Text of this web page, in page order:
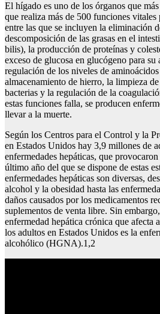
El hígado es uno de los órganos que
que realiza más de 500 funciones
entre las que se incluyen la eliminación
descomposición de las grasas en el
bilis), la producción de proteínas y
exceso de glucosa en glucógeno para su
regulación de los niveles de aminoácidos
almacenamiento de hierro, la limpieza
bacterias y la regulación de la
estas funciones falla, se producen
llevar a la muerte.
Según los Centros para el Control y la
en Estados Unidos hay 3,9 millones de
enfermedades hepáticas, que
último año del que se dispone de estas
enfermedades hepáticas son diversas,
alcohol y la obesidad hasta las
daños causados por los medicamentos
suplementos de venta libre. Sin
enfermedad hepática crónica que afecta
los adultos en Estados Unidos es la
alcohólico (HGNA).1,2